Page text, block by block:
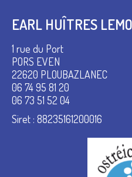
EARL HUÎTRES
1 rue du Port
PORS EVEN
22620 PLOUBAZLANEC
06 74 95 81 20
06 73 51 52 04
Siret : 88235161200016